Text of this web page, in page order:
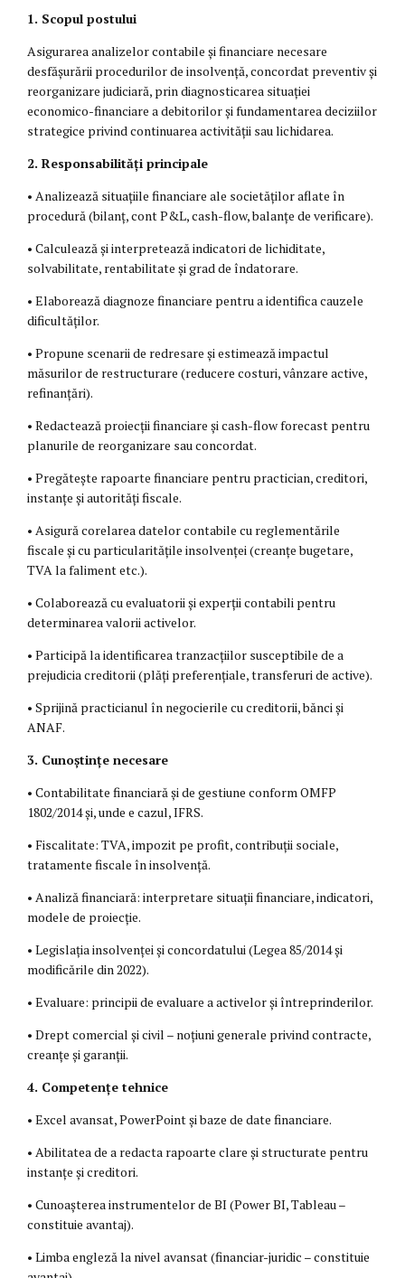
1. Scopul postului
Asigurarea analizelor contabile și financiare necesare
desfășurării procedurilor de insolvență, concordat preventiv și
reorganizare judiciară, prin diagnosticarea situației
economico-financiare a debitorilor și fundamentarea deciziilor
strategice privind continuarea activității sau lichidarea.
2. Responsabilități principale
• Analizează situațiile financiare ale societăților aflate în
procedură (bilanț, cont P&L, cash-flow, balanțe de verificare).
• Calculează și interpretează indicatori de lichiditate,
solvabilitate, rentabilitate și grad de îndatorare.
• Elaborează diagnoze financiare pentru a identifica cauzele
dificultăților.
• Propune scenarii de redresare și estimează impactul
măsurilor de restructurare (reducere costuri, vânzare active,
refinanțări).
• Redactează proiecții financiare și cash-flow forecast pentru
planurile de reorganizare sau concordat.
• Pregătește rapoarte financiare pentru practician, creditori,
instanțe și autorități fiscale.
• Asigură corelarea datelor contabile cu reglementările
fiscale și cu particularitățile insolvenței (creanțe bugetare,
TVA la faliment etc.).
• Colaborează cu evaluatorii și experții contabili pentru
determinarea valorii activelor.
• Participă la identificarea tranzacțiilor susceptibile de a
prejudicia creditorii (plăți preferențiale, transferuri de active).
• Sprijină practicianul în negocierile cu creditorii, bănci și
ANAF.
3. Cunoștințe necesare
• Contabilitate financiară și de gestiune conform OMFP
1802/2014 și, unde e cazul, IFRS.
• Fiscalitate: TVA, impozit pe profit, contribuții sociale,
tratamente fiscale în insolvență.
• Analiză financiară: interpretare situații financiare, indicatori,
modele de proiecție.
• Legislația insolvenței și concordatului (Legea 85/2014 și
modificările din 2022).
• Evaluare: principii de evaluare a activelor și întreprinderilor.
• Drept comercial și civil – noțiuni generale privind contracte,
creanțe și garanții.
4. Competențe tehnice
• Excel avansat, PowerPoint și baze de date financiare.
• Abilitatea de a redacta rapoarte clare și structurate pentru
instanțe și creditori.
• Cunoașterea instrumentelor de BI (Power BI, Tableau –
constituie avantaj).
• Limba engleză la nivel avansat (financiar-juridic – constituie